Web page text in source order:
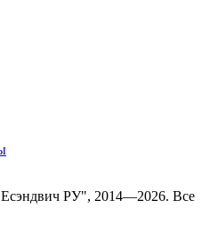
РУ", 2014—2026. Все